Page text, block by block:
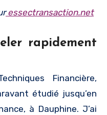
essectransaction.net
rapidement
Financière,
étudié jusqu’en
à Dauphine. J’ai